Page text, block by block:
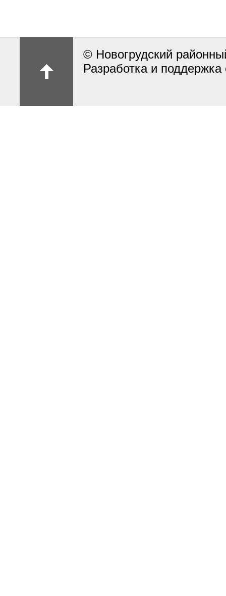
© Новогрудский
Разработка и поддержка